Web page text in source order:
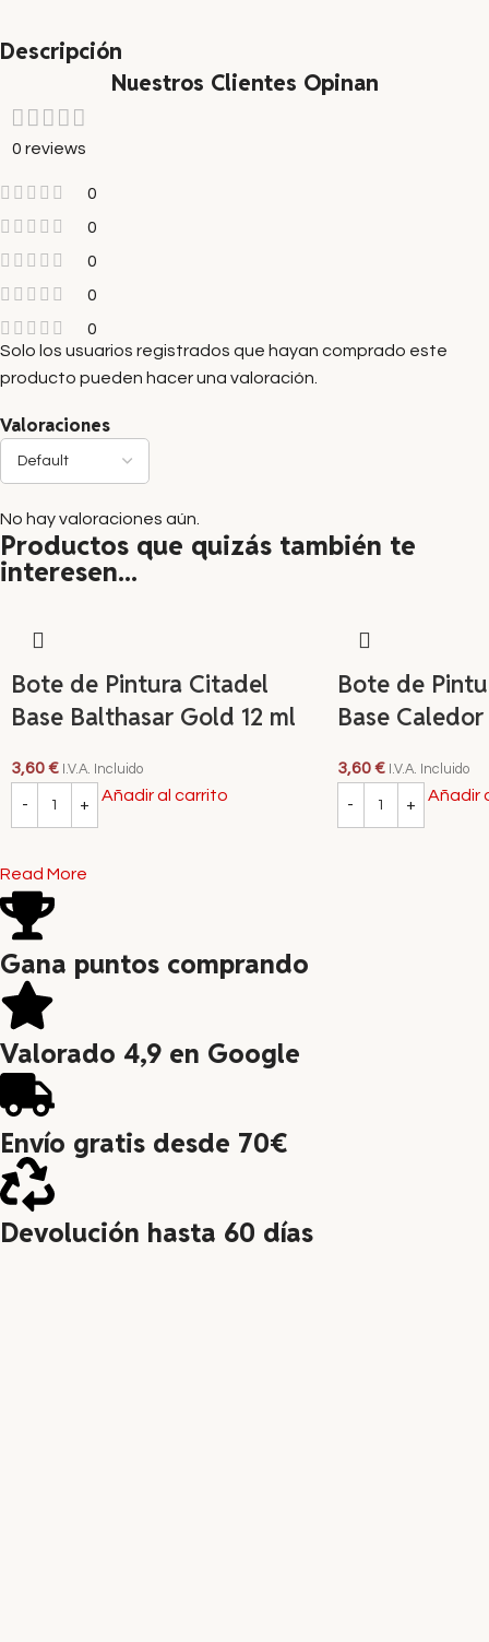
Descripción
Nuestros Clientes Opinan
0 reviews
0
0
0
0
0
Valoraciones
No hay valoraciones aún.
Solo los usuarios registrados que hayan comprado este
producto pueden hacer una valoración.
Productos que quizás también te
interesen...
Bote de Pintura Citadel
Base Balthasar Gold 12 ml
3,60€ I.V.A. Incluido
Añadir al carrito
Bote de
Base Caledor
3,60€ I.V.A. Incluido
Añadir
Read More
Gana puntos comprando
Valorado 4,9 en Google
Envío gratis desde 70€
Devolución hasta 60 días